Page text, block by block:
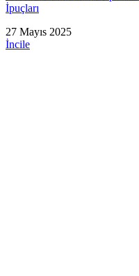
İpuçları
27 Mayıs 2025
İncile